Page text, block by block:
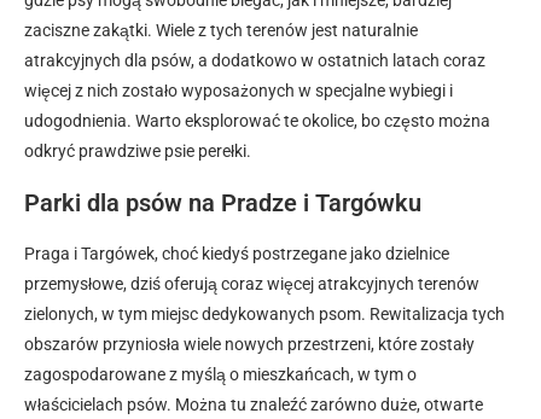
zaciszne zakątki. Wiele z tych terenów jest naturalnie
atrakcyjnych dla psów, a dodatkowo w ostatnich latach coraz
więcej z nich zostało wyposażonych w specjalne wybiegi i
udogodnienia. Warto eksplorować te okolice, bo często można
odkryć prawdziwe psie perełki.
Parki dla psów na Pradze i Targówku
Praga i Targówek, choć kiedyś postrzegane jako dzielnice
przemysłowe, dziś oferują coraz więcej atrakcyjnych terenów
zielonych, w tym miejsc dedykowanych psom. Rewitalizacja tych
obszarów przyniosła wiele nowych przestrzeni, które zostały
zagospodarowane z myślą o mieszkańcach, w tym o
właścicielach psów. Można tu znaleźć zarówno duże, otwarte